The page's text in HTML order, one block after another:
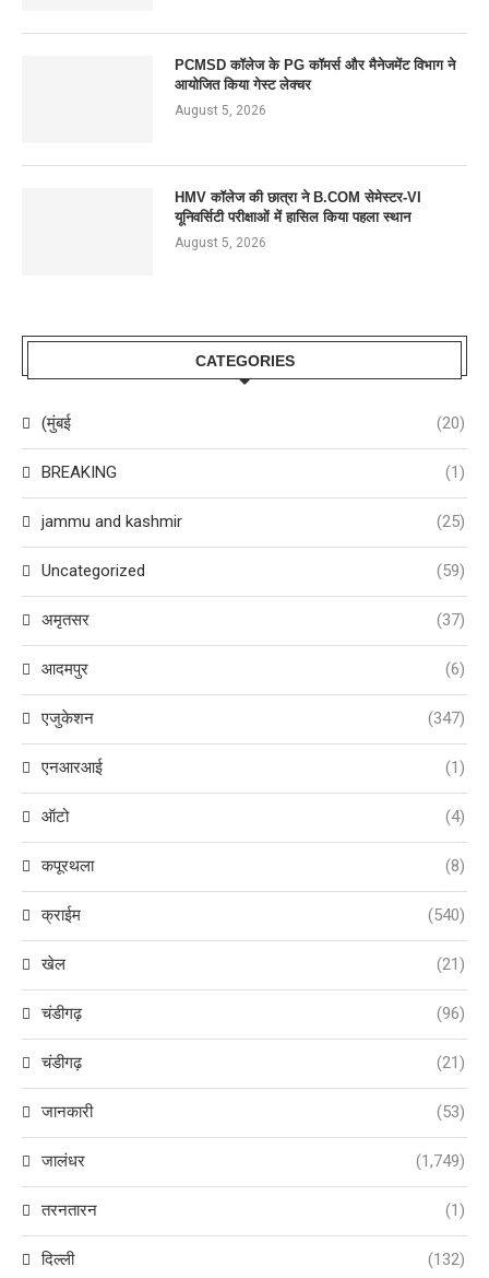
PCMSD कॉलेज के PG कॉमर्स और मैनेजमेंट विभाग ने
आयोजित किया गेस्ट लेक्चर
August 5, 2026
HMV कॉलेज की छात्रा ने B.COM सेमेस्टर-VI
यूनिवर्सिटी परीक्षाओं में हासिल किया पहला स्थान
August 5, 2026
CATEGORIES
(मुंबई (20)
BREAKING (1)
jammu and kashmir (25)
Uncategorized (59)
अमृतसर (37)
आदमपुर (6)
एजुकेशन (347)
एनआरआई (1)
ऑटो (4)
कपूरथला (8)
क्राईम (540)
खेल (21)
चंडीगढ़ (96)
चंडीगढ़ (21)
जानकारी (53)
जालंधर (1,749)
तरनतारन (1)
दिल्ली (132)